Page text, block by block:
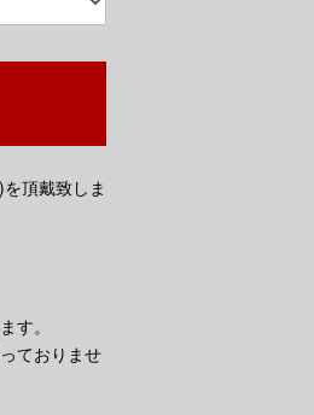
頂戴致しま
す。
ておりませ